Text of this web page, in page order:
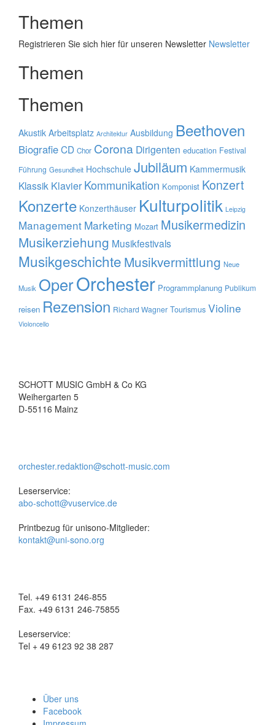
Themen
Registrieren Sie sich hier für unseren Newsletter Newsletter
Themen
Themen
Akustik Arbeitsplatz Architektur Ausbildung Beethoven
BiografieCD Chor Corona Dirigenten education Festival
Führung Gesundheit Hochschule Jubiläum Kammermusik
Klassik Klavier Kommunikation Komponist Konzert
Konzerte Konzerthäuser Kulturpolitik Leipzig
Management Marketing Mozart Musikermedizin
Musikerziehung Musikfestivals
Musikgeschichte Musikvermittlung Neue
Musik OperOrchester Programmplanung Publikum
reisen Rezension Richard Wagner Tourismus Violine
Violoncello
SCHOTT MUSIC GmbH & Co KG
Weihergarten 5
D-55116 Mainz
orchester.redaktion@schott-music.com
Leserservice:
abo-schott@vuservice.de
Printbezug für unisono-Mitglieder:
kontakt@uni-sono.org
Tel. +49 6131 246-855
Fax. +49 6131 246-75855
Leserservice:
Tel + 49 6123 92 38 287
Über uns
Facebook